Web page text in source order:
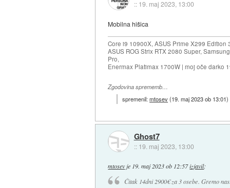
:: 19. maj 2023, 13:00
Mobilna hišica
Core i9 10900X, ASUS Prime X299
ASUS ROG Strix RTX 2080 Super,
Pro,
Enermax Platimax 1700W | moj oče darko
Zgodovina sprememb…
spremenil:mtosev(19. maj 2023 ob 13:01)
Ghost7
:: 19. maj 2023, 13:00
mtosev je 19. maj 2023 ob 12:57izjavil:
Čitak 14dni 2900€ za 3 osebe. Gremo